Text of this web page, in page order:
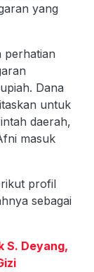
yang
perhatian
Dana
untuk
daerah,
masuk
profil
sebagai
S. Deyang,